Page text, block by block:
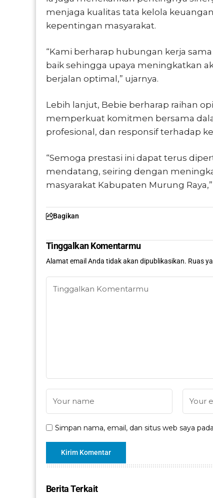
menjaga kualitas tata kelola
kepentingan masyarakat.
“Kami berharap hubungan kerja
baik sehingga upaya meningkatkan
berjalan optimal,” ujarnya.
Lebih lanjut, Bebie berharap raihan
memperkuat komitmen bersama
profesional, dan responsif terhadap
“Semoga prestasi ini dapat terus
mendatang, seiring dengan
masyarakat Kabupaten Murung
Bagikan
Tinggalkan Komentarmu
Alamat email Anda tidak akan dipublikasikan. Ruas
Simpan nama, email, dan situs web saya
Berita Terkait